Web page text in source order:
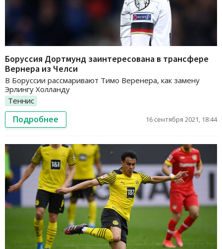
Боруссия Дортмунд заинтересована в трансфере
Вернера из Челси
В Боруссии рассмаривают Тимо Веренера, как замену
Эрлингу Холланду
Теннис
Подробнее 16 сентября 2021, 18:44